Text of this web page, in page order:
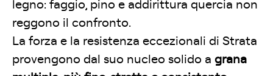
legno: faggio, pino e addirittura quercia non
reggono il confronto.
La forza e la resistenza eccezionali di Strata
provengono dal suo nucleo solido a grana